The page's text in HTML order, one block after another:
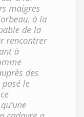
maigres
à la
de la
rencontrer
à
des
le